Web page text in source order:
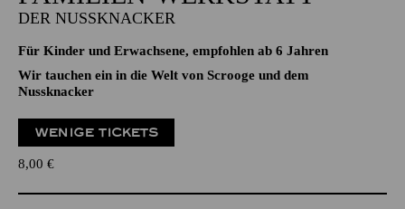
Aalto-Theater
FAMILIEN-WERKSTATT
DER NUSSKNACKER
Wir tauchen ein in die Welt von Scrooge und dem
Nussknacker